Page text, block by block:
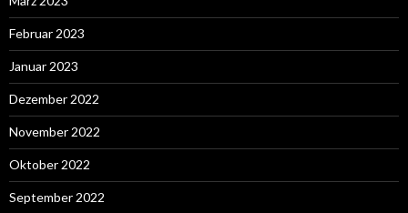
Februar 2023
Januar 2023
Dezember 2022
November 2022
Oktober 2022
September 2022